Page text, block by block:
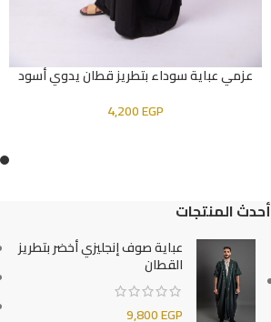
إضافة إلى السلة
عزمي عباية سوداء بتطريز قطان يدوي أسود
4,200EGP
أحدث المنتجات
عباية صوف إنجليزي أخضر بتطريز
القطان
9,800EGP